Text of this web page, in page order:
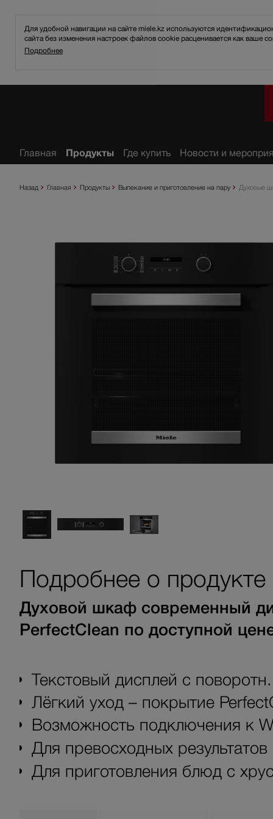
Для удобной навигации на сайте miele.kz используются
сайта без изменения настроек файлов cookie расценивается как ваше
Подробнее
Назад Главная Продукты Выпекание и приготовление на пару Духовые
Подробнее о продукте
Духовой шкаф современный
PerfectClean по доступной
Текстовый дисплей с
Лёгкий уход – покрытие
Возможность подключения к
Для превосходных
Для приготовления блюд с
Главная Продукты Где купить Новости и